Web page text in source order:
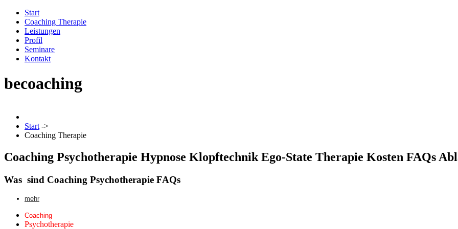
Start
Coaching Therapie
Leistungen
Profil
Seminare
Kontakt
becoaching
Start ->
Coaching Therapie
Coaching Psychotherapie Hypnose Klopftechnik Ego-State Therapie Kosten FAQs
Was sind Coaching Psychotherapie FAQs
mehr
Coaching
Psychotherapie